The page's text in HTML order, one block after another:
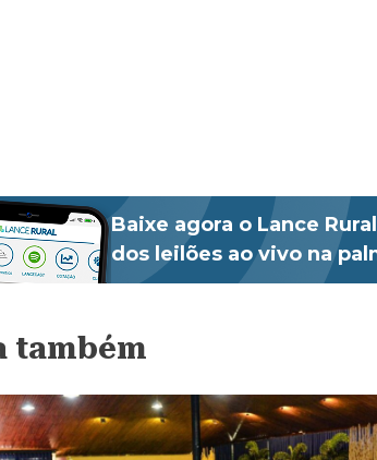
Baixe agora o Lance
dos leilões ao vivo na
também